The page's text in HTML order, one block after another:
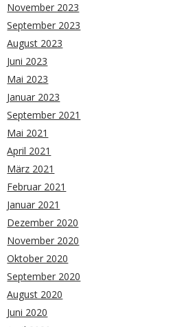
November 2023
September 2023
August 2023
Juni 2023
Mai 2023
Januar 2023
September 2021
Mai 2021
April 2021
März 2021
Februar 2021
Januar 2021
Dezember 2020
November 2020
Oktober 2020
September 2020
August 2020
Juni 2020